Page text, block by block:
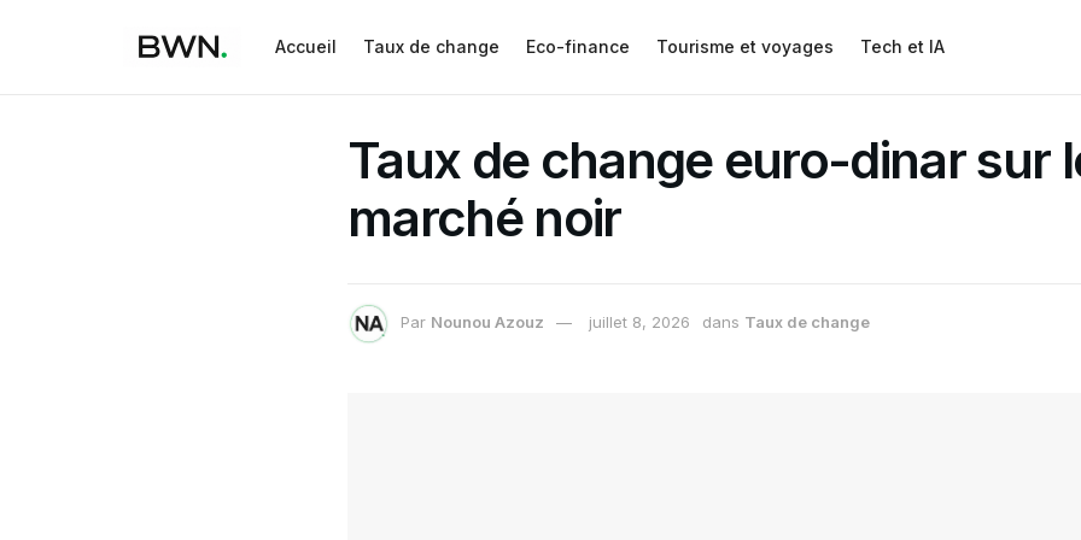
Accueil Taux de change Eco-finance Tourisme et voyages Tech et IA
Taux de change euro-dinar sur
marché noir
Par Nounou Azouz juillet 8, 2026 dans Taux de change